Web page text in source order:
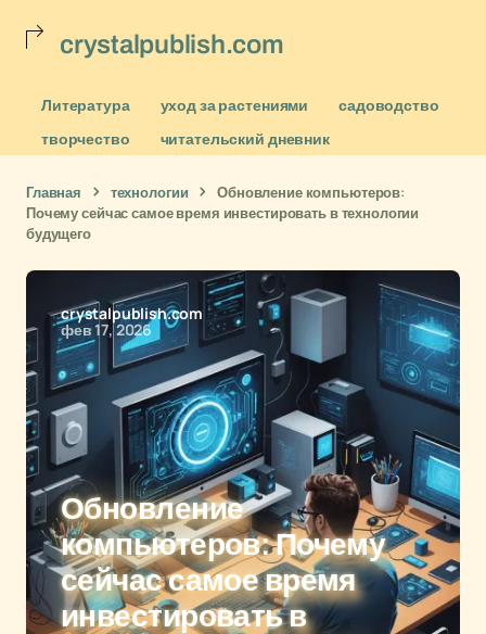
crystalpublish.com
Литература уход за растениями
садоводство
творчество
читательский дневник
Главная технологии
Обновление компьютеров:
Почему сейчас самое время инвестировать в технологии
будущего
crystalpublish.com
фев 17, 2026
Обновление
компьютеров: Почему
сейчас самое время
инвестировать в